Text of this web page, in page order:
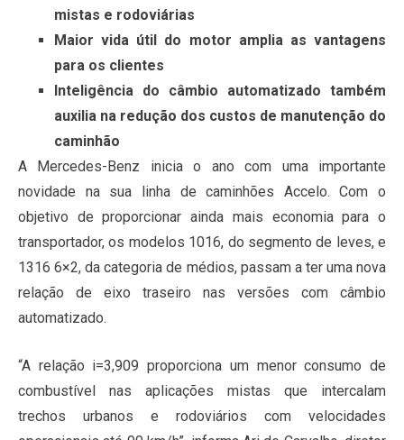
mistas e rodoviárias
Maior vida útil do motor amplia as vantagens
para os clientes
Inteligência do câmbio automatizado também
auxilia na redução dos custos de manutenção do
caminhão
A Mercedes-Benz inicia o ano com uma importante
novidade na sua linha de caminhões Accelo. Com o
objetivo de proporcionar ainda mais economia para o
transportador, os modelos 1016, do segmento de leves, e
1316 6×2, da categoria de médios, passam a ter uma nova
relação de eixo traseiro nas versões com câmbio
automatizado.
“A relação i=3,909 proporciona um menor consumo de
combustível nas aplicações mistas que intercalam
trechos urbanos e rodoviários com velocidades